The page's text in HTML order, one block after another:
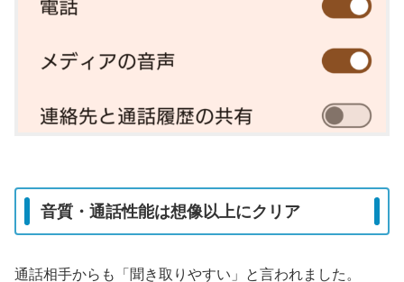
音質・通話性能は想像以上にクリア
通話相手からも「聞き取りやすい」と言われました。